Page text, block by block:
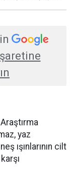
yaz
ışınlarının cilt